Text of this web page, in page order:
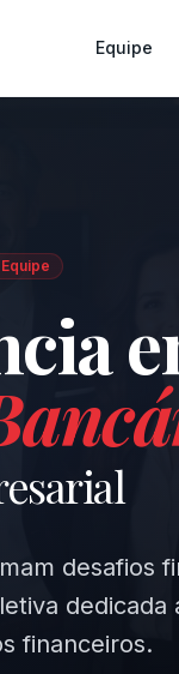
Equipe
desafios
dedicada
financeiros.